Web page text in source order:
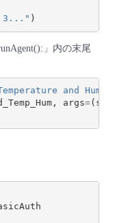
3..." )
」内の末尾
and
, args=(